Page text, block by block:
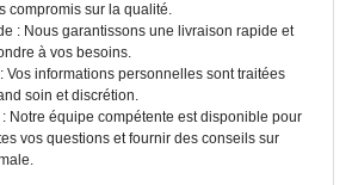
compromis sur la qualité.
: Nous garantissons une livraison rapide et
à vos besoins.
Vos informations personnelles sont traitées
soin et discrétion.
Notre équipe compétente est disponible pour
vos questions et fournir des conseils sur